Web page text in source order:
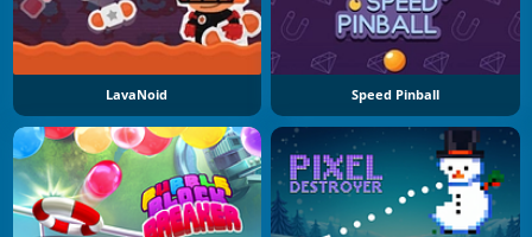
LavaNoid Speed Pinball